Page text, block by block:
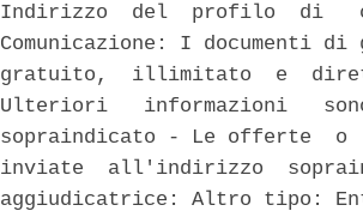
Indirizzo  del  profilo  di
Comunicazione: I documenti
gratuito,  illimitato  e
Ulteriori   informazioni
sopraindicato - Le offerte  o
inviate  all'indirizzo
aggiudicatrice: Altro tipo: